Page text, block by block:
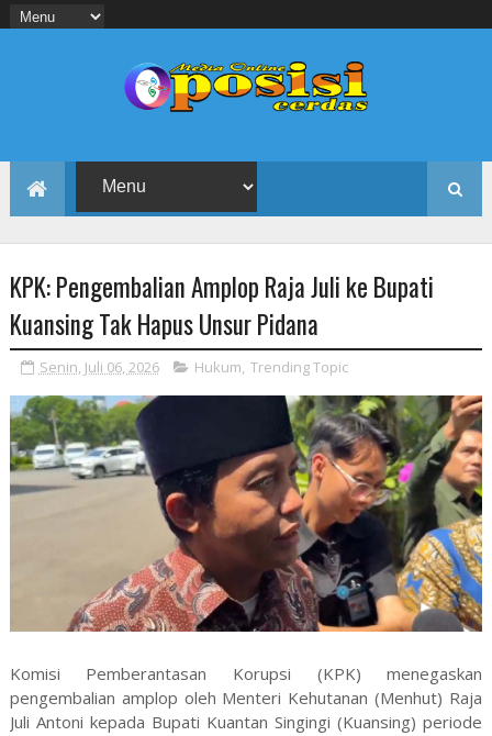
KPK: Pengembalian Amplop Raja Juli ke Bupati
Kuansing Tak Hapus Unsur Pidana
Senin, Juli 06, 2026 Hukum, Trending Topic
Komisi Pemberantasan Korupsi (KPK) menegaskan
pengembalian amplop oleh Menteri Kehutanan (Menhut) Raja
Juli Antoni kepada Bupati Kuantan Singingi (Kuansing) periode